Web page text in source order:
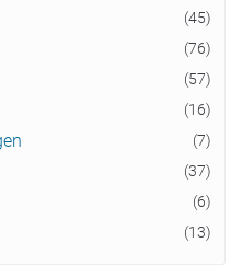
(45)
(76)
(57)
(16)
(7)
(37)
(6)
(13)